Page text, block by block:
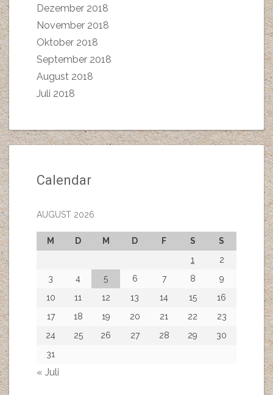
Dezember 2018
November 2018
Oktober 2018
September 2018
August 2018
Juli 2018
Calendar
AUGUST 2026
M D M D F S
S
1
2
3
4 5 6 7 8
9
10
11 12 13 14 15
16
17
18 19 20 21 22
23
24
25 26 27 28 29
30
31
« Juli